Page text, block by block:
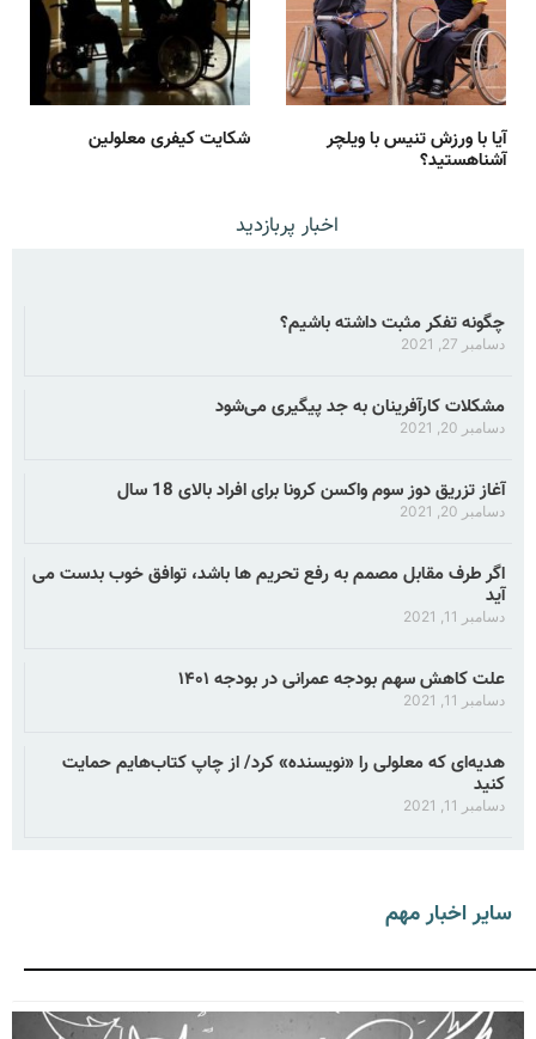
شکایت کیفری معلولین آیا با ورزش تنیس با ویلچر
آشناهستید؟
اخبار پربازدید
چگونه تفکر مثبت داشته باشیم؟
دسامبر 27, 2021
مشکلات کارآفرینان به جد پیگیری می‌شود
دسامبر 20, 2021
آغاز تزریق دوز سوم واکسن کرونا برای افراد بالای 18 سال
دسامبر 20, 2021
اگر طرف مقابل مصمم به رفع تحریم ها باشد، توافق خوب بدست می
آید
دسامبر 11, 2021
علت کاهش سهم بودجه عمرانی در بودجه ۱۴۰۱
دسامبر 11, 2021
هدیه‌ای که معلولی را «نویسنده» کرد/ از چاپ کتاب‌هایم حمایت
کنید
دسامبر 11, 2021
سایر اخبار مهم